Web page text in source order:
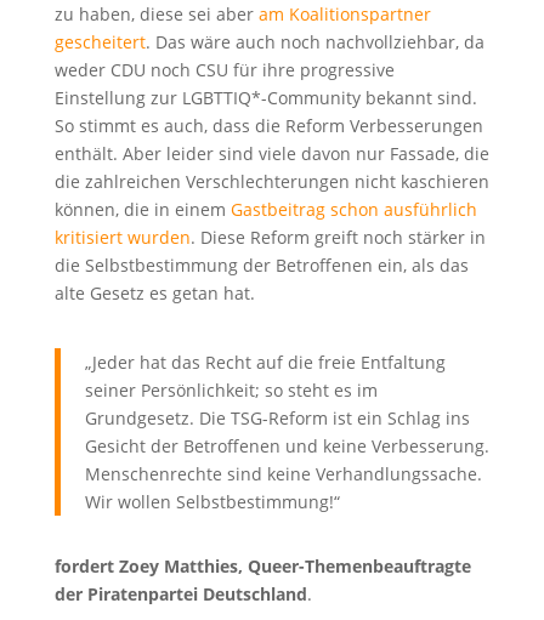
zu haben, diese sei aber am Koalitionspartner
gescheitert. Das wäre auch noch nachvollziehbar, da
weder CDU noch CSU für ihre progressive
Einstellung zur LGBTTIQ*-Community bekannt sind.
So stimmt es auch, dass die Reform Verbesserungen
enthält. Aber leider sind viele davon nur Fassade, die
die zahlreichen Verschlechterungen nicht kaschieren
können, die in einem Gastbeitrag schon ausführlich
kritisiert wurden. Diese Reform greift noch stärker in
die Selbstbestimmung der Betroffenen ein, als das
alte Gesetz es getan hat.
„Jeder hat das Recht auf die freie Entfaltung
seiner Persönlichkeit; so steht es im
Grundgesetz. Die TSG-Reform ist ein Schlag ins
Gesicht der Betroffenen und keine Verbesserung.
Menschenrechte sind keine Verhandlungssache.
Wir wollen Selbstbestimmung!“
fordert Zoey Matthies, Queer-Themenbeauftragte
der Piratenpartei Deutschland.